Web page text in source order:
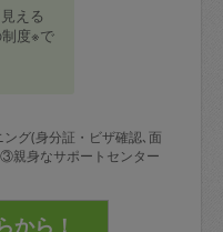
える
度※で
グ(身分証・ビザ確認､面
親身なサポートセンター